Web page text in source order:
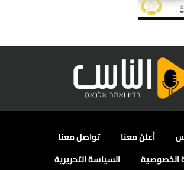
أعلن معنا
تواصل معنا
السياسة التحريرية